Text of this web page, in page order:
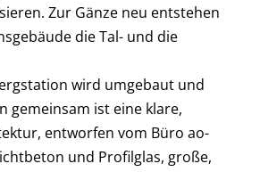
Zur Gänze neu entstehen
die Tal- und die
wird umgebaut und
gemeinsam ist eine klare,
entworfen vom Büro ao-
und Profilglas, große,